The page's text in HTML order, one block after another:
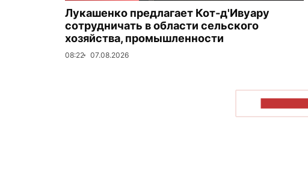
Лукашенко предлагает Кот-д'Ивуару
сотрудничать в области сельского
хозяйства, промышленности
08:22 07.08.2026